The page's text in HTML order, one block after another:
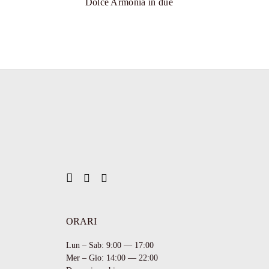
ORARI
Lun – Sab: 9:00 — 17:00
Mer – Gio: 14:00 — 22:00